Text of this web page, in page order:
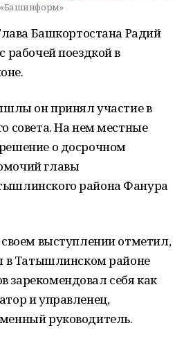
Башкортостана Радий
рабочей поездкой в
он принял участие в
совета. На нем местные
о досрочном
главы
района Фанура
выступлении отметил,
в Татышлинском районе
себя как
и управленец,
руководитель.